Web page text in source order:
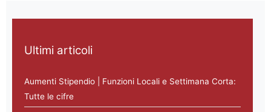
Ultimi articoli
Aumenti Stipendio | Funzioni Locali e Settimana Corta:
Tutte le cifre